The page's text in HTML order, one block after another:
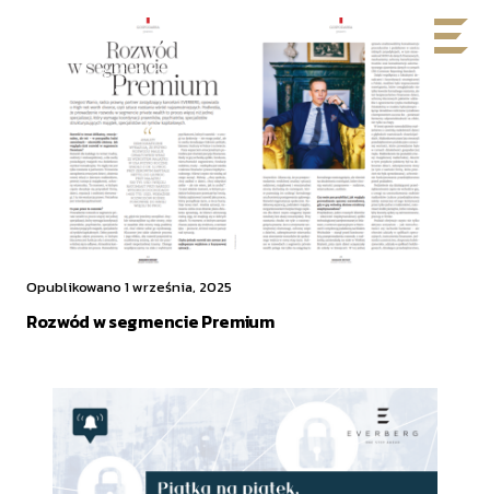
Opublikowano 1 września, 2025
Rozwód w segmencie Premium